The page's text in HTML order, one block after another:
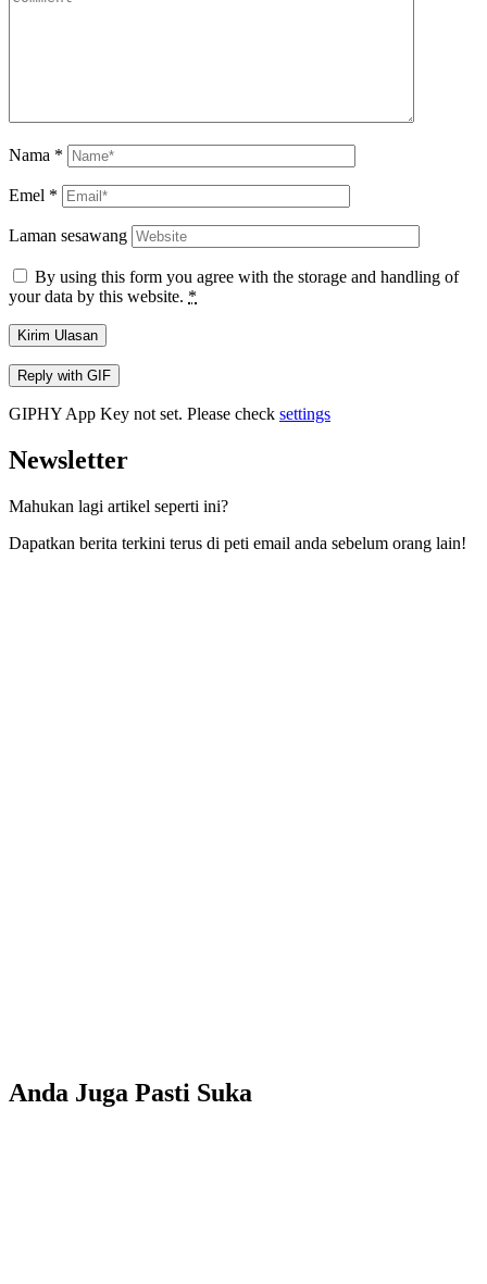
Nama *
Emel *
Laman sesawang
By using this form you agree with the storage and handling of
your data by this website. *
Kirim Ulasan
Reply with GIF
GIPHY App Key not set. Please check settings
Newsletter
Mahukan lagi artikel seperti ini?
Dapatkan berita terkini terus di peti email anda sebelum orang lain!
Anda Juga Pasti Suka